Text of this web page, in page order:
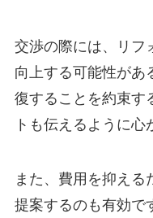
交渉の際には、リフ
向上する可能性があ
復することを約束す
トも伝えるように心
また、費用を抑える
提案するのも有効で